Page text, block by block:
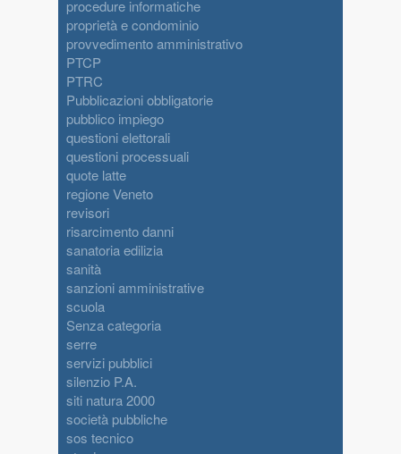
procedure informatiche
proprietà e condominio
provvedimento amministrativo
PTCP
PTRC
Pubblicazioni obbligatorie
pubblico impiego
questioni elettorali
questioni processuali
quote latte
regione Veneto
revisori
risarcimento danni
sanatoria edilizia
sanità
sanzioni amministrative
scuola
Senza categoria
serre
servizi pubblici
silenzio P.A.
siti natura 2000
società pubbliche
sos tecnico